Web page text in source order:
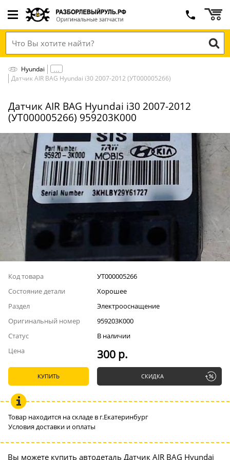
Hyundai
Датчик AIR BAG Hyundai i30 2007-2012 (УТ000005266)
Датчик AIR BAG Hyundai i30 2007-2012
(УТ000005266) 959203K000
Код товара
УТ000005266
Состояние детали
Хорошее
Раздел
Электрооснащение
Оригинальный номер
959203K000
Статус
В наличии
Цена
300 р.
КУПИТЬ СКИДКА
Товар находится на складе в г.Екатеринбург
Условия доставки и оплаты
Вы можете купить автодеталь Датчик AIR BAG Hyundai